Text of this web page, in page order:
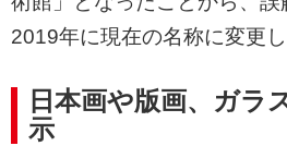
2019年に現在の名称に変更し
日本画や版画、ガラ
示